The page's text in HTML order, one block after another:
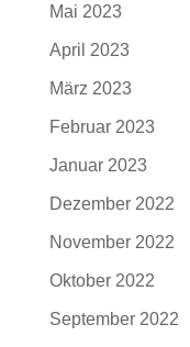
Mai 2023
April 2023
März 2023
Februar 2023
Januar 2023
Dezember 2022
November 2022
Oktober 2022
September 2022